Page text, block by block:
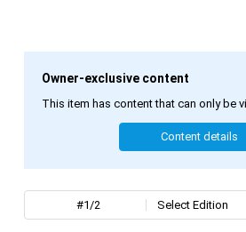
Owner-exclusive content
This item has content that can only be
Content details
#1/2 Select Edition